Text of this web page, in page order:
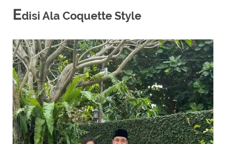
Edisi Ala Coquette Style